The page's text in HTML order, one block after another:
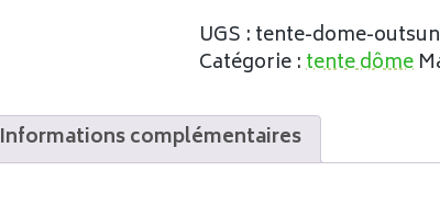
UGS : tente-dome-
Catégorie :tente dôme
Informations complémentaires